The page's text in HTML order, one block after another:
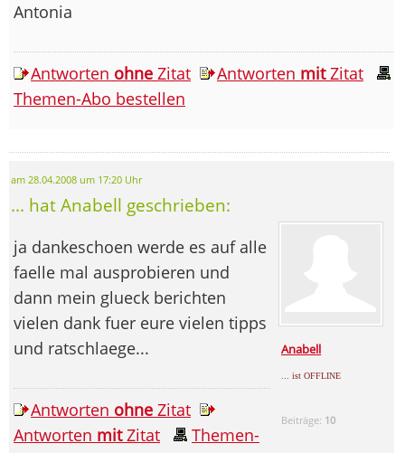
Antonia
Antworten ohne Zitat Antworten mitZitat
Themen-Abo bestellen
am 28.04.2008 um 17:20 Uhr
... hat Anabell geschrieben:
Anabell
... ist OFFLINE
Beiträge: 10
ja dankeschoen werde es auf alle
faelle mal ausprobieren und
dann mein glueck berichten
vielen dank fuer eure vielen tipps
und ratschlaege...
Antworten ohne Zitat
Antworten mitZitat
Themen-